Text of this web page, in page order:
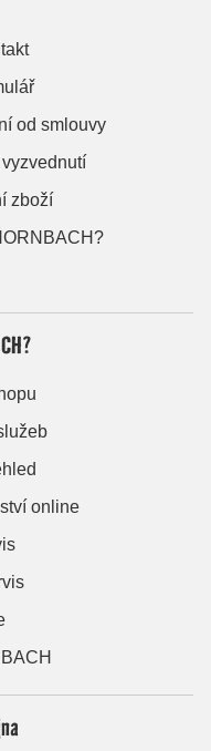
od smlouvy
zboží
online